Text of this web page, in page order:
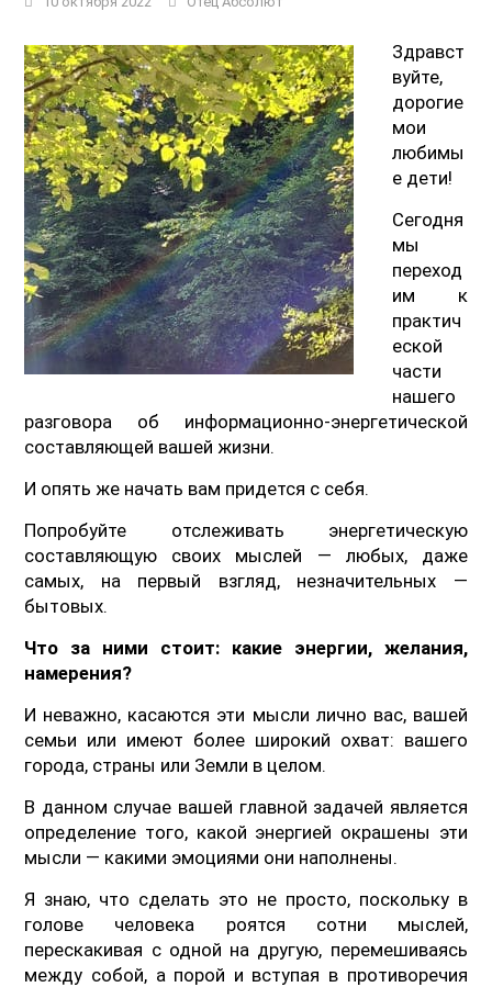
Здравст
вуйте,
дорогие
мои
любимы
е дети!
Сегодня
мы
переход
им к
практич
еской
части
нашего
разговора об информационно-энергетической
составляющей вашей жизни.
И опять же начать вам придется с себя.
Попробуйте отслеживать энергетическую
составляющую своих мыслей — любых, даже
самых, на первый взгляд, незначительных —
бытовых.
Что за ними стоит: какие энергии, желания,
намерения?
И неважно, касаются эти мысли лично вас, вашей
семьи или имеют более широкий охват: вашего
города, страны или Земли в целом.
В данном случае вашей главной задачей является
определение того, какой энергией окрашены эти
мысли — какими эмоциями они наполнены.
Я знаю, что сделать это не просто, поскольку в
голове человека роятся сотни мыслей,
перескакивая с одной на другую, перемешиваясь
между собой, а порой и вступая в противоречия